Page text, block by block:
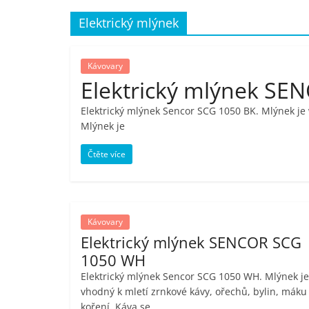
porovnání,
pračky,
televize,
notebooky,
telefony,
kávovary,
bazény
Elektrický mlýnek
Kávovary
Elektrický mlýnek
Elektrický mlýnek Sencor SCG 1050 BK. Mlýnek
Mlýnek je
Čtěte více
Kávovary
Elektrický mlýnek SENCOR SCG
1050 WH
Elektrický mlýnek Sencor SCG 1050 WH. Mlýnek je
vhodný k mletí zrnkové kávy, ořechů, bylin, máku